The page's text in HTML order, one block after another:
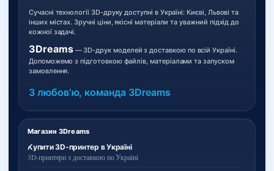
Магазин 3Dreams
Купити 3D-принтер в Україні
3D-принтери з доставкою по Україні
Сучасні технології 3D-друку доступні в Україні: Києві, Львові та
інших містах. Зручні ціни, якісні матеріали та уважний підхід до
кожної задачі.
3Dreams— 3D-друк моделей з доставкою по всій Україні.
Допоможемо з підготовкою файлів, матеріалами та запуском
замовлення.
З любовʼю, команда 3Dreams